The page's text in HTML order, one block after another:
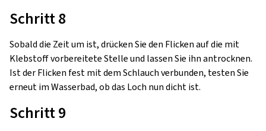
Schritt 8
Sobald die Zeit um ist, drücken Sie den Flicken auf die mit
Klebstoff vorbereitete Stelle und lassen Sie ihn antrocknen.
Ist der Flicken fest mit dem Schlauch verbunden, testen Sie
erneut im Wasserbad, ob das Loch nun dicht ist.
Schritt 9